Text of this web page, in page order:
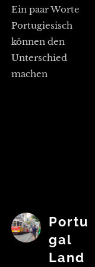
Ein paar Worte
Portugiesisch
können den
Unterschied
machen
Portu
gal
Land